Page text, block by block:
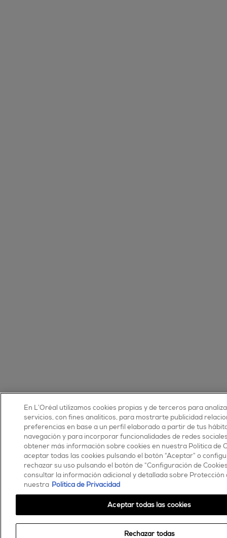
En L’Oréal utilizamos cookies propias y de terceros para
servicios, con fines analíticos, para mostrarte publicidad
preferencias en base a un perfil elaborado a partir de tus
navegación y para incorporar funcionalidades de redes
obtener más información sobre cookies en nuestra Política de
aceptar todas las cookies pulsando el botón “Aceptar” o
rechazar su uso pulsando el botón de “Configuración de
consultar la información adicional y detallada sobre Protección
nuestra Política de Privacidad
Rechazar todas
Aceptar todas las cookies